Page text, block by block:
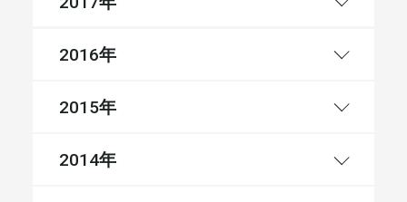
2016年
2015年
2014年